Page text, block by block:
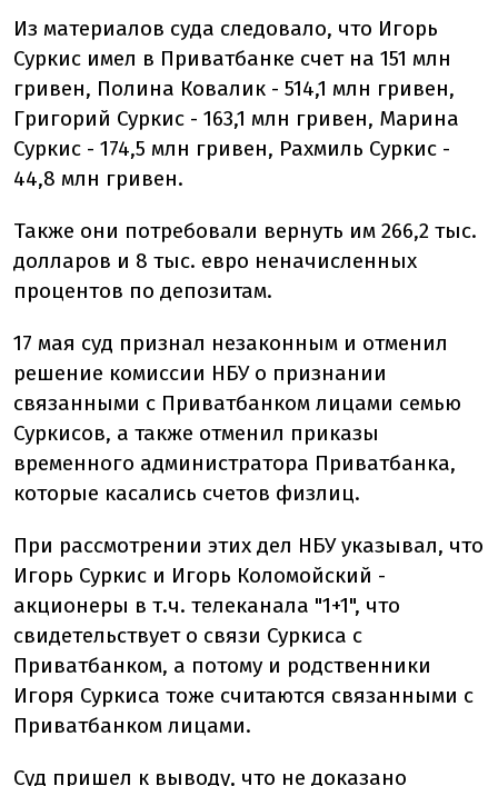
Из материалов суда следовало, что Игорь
Суркис имел в Приватбанке счет на 151 млн
гривен, Полина Ковалик - 514,1 млн гривен,
Григорий Суркис - 163,1 млн гривен, Марина
Суркис - 174,5 млн гривен, Рахмиль Суркис -
44,8 млн гривен.
Также они потребовали вернуть им 266,2 тыс.
долларов и 8 тыс. евро неначисленных
процентов по депозитам.
17 мая суд признал незаконным и отменил
решение комиссии НБУ о признании
связанными с Приватбанком лицами семью
Суркисов, а также отменил приказы
временного администратора Приватбанка,
которые касались счетов физлиц.
При рассмотрении этих дел НБУ указывал, что
Игорь Суркис и Игорь Коломойский -
акционеры в т.ч. телеканала "1+1", что
свидетельствует о связи Суркиса с
Приватбанком, а потому и родственники
Игоря Суркиса тоже считаются связанными с
Приватбанком лицами.
Суд пришел к выводу, что не доказано